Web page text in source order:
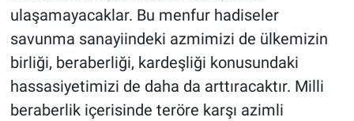
ulaşamayacaklar. Bu menfur hadiseler
savunma sanayiindeki azmimizi de ülkemizin
birliği, beraberliği, kardeşliği konusundaki
hassasiyetimizi de daha da arttıracaktır. Milli
beraberlik içerisinde teröre karşı azimli
Popüler
Programlar
Sağlık